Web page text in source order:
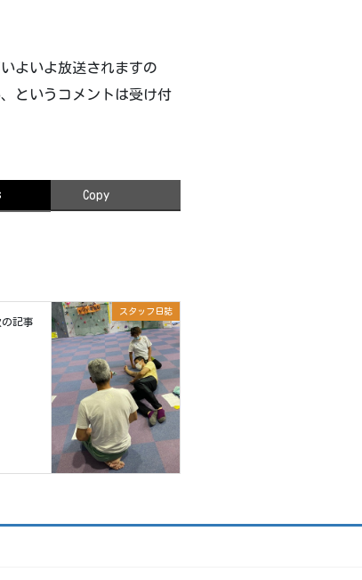
よいよ放送されますの
というコメントは受け付
Copy
スタッフ日誌
の記事